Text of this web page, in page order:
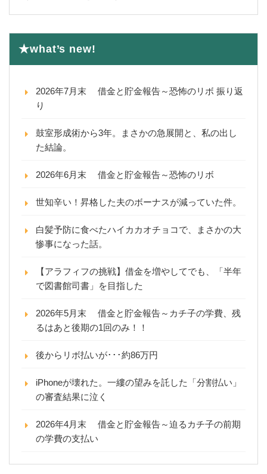
★what’s new!
2026年7月末 借金と貯金報告～恐怖のリボ 振り返
り
鼓室形成術から3年。まさかの急展開と、私の出し
た結論。
2026年6月末 借金と貯金報告～恐怖のリボ
世知辛い！昇格した夫のボーナスが減っていた件。
白髪予防に食べたハイカカオチョコで、まさかの大
惨事になった話。
【アラフィフの挑戦】借金を増やしてでも、「半年
で図書館司書」を目指した
2026年5月末 借金と貯金報告～カチ子の学費、残
るはあと後期の1回のみ！！
後からリボ払いが･･･約86万円
iPhoneが壊れた。一縷の望みを託した「分割払い」
の審査結果に泣く
2026年4月末 借金と貯金報告～迫るカチ子の前期
の学費の支払い